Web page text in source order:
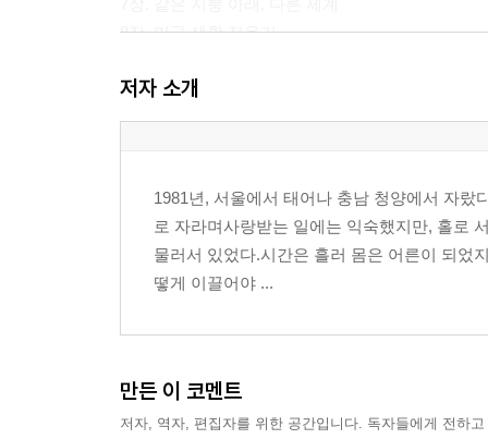
8장. 미국 생활 적응기
4부. 혼자 떠난 여행
10장. 리치먼드에서 생긴 일
5부. 편의점 손님이 가르쳐 준 것
13장. 매일 같은 시간에 오는 사람들
14장. 미국의 파티 문화 속으로
15장. 일을 마치고, 사람을 남기다
18장. 영화 속 도시, 뉴욕을 걷다
19장. 대자연과 인간의 만남, 나이아가라
저자 소개
1981년, 서울에서 태어나 충남 청양에서 자랐
로 자라며사랑받는 일에는 익숙했지만, 홀로
물러서 있었다.시간은 흘러 몸은 어른이 되었
떻게 이끌어야 ...
만든 이 코멘트
저자, 역자, 편집자를 위한 공간입니다. 독자들에게 전하